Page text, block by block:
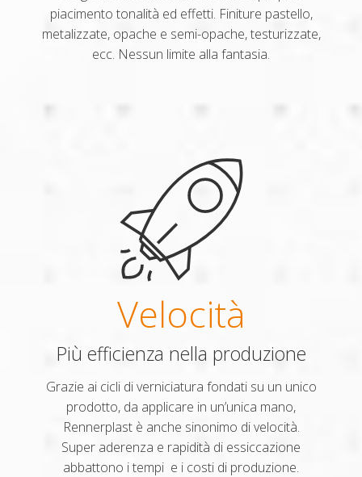
piacimento tonalità ed effetti. Finiture pastello,
metalizzate, opache e semi-opache, testurizzate,
ecc. Nessun limite alla fantasia.
Velocità
Più efficienza nella produzione
Grazie ai cicli di verniciatura fondati su un unico
prodotto, da applicare in un’unica mano,
Rennerplast è anche sinonimo di velocità.
Super aderenza e rapidità di essiccazione
abbattono i tempi e i costi di produzione.